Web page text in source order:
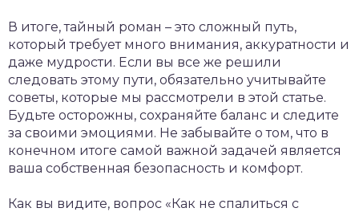
В итоге, тайный роман – это сложный путь,
который требует много внимания, аккуратности и
даже мудрости. Если вы все же решили
следовать этому пути, обязательно учитывайте
советы, которые мы рассмотрели в этой статье.
Будьте осторожны, сохраняйте баланс и следите
за своими эмоциями. Не забывайте о том, что в
конечном итоге самой важной задачей является
ваша собственная безопасность и комфорт.
Как вы видите, вопрос «Как не спалиться с